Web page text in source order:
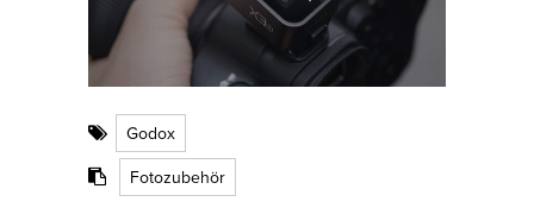
Godox
Fotozubehör